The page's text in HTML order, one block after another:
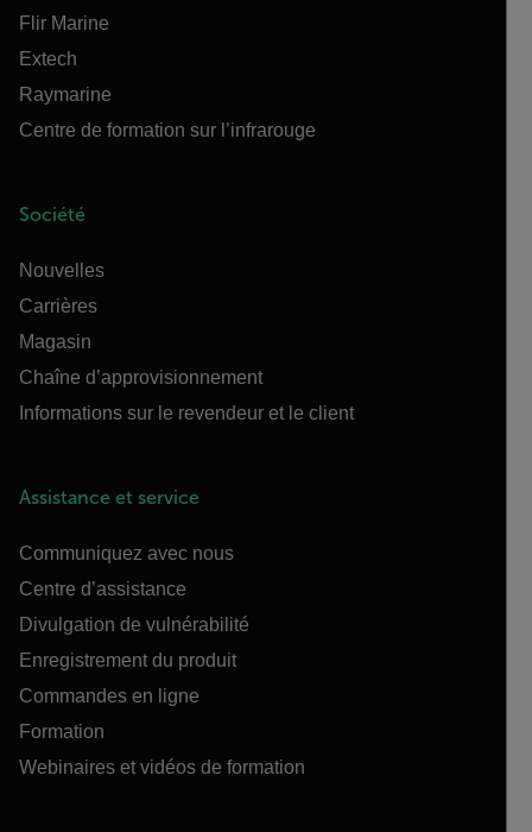
Flir Marine
Extech
Raymarine
Centre de formation sur l’infrarouge
Société
Nouvelles
Carrières
Magasin
Chaîne d’approvisionnement
Informations sur le revendeur et le client
Assistance et service
Communiquez avec nous
Centre d’assistance
Divulgation de vulnérabilité
Enregistrement du produit
Commandes en ligne
Formation
Webinaires et vidéos de formation